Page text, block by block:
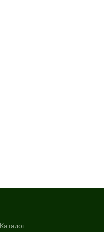
Каталог